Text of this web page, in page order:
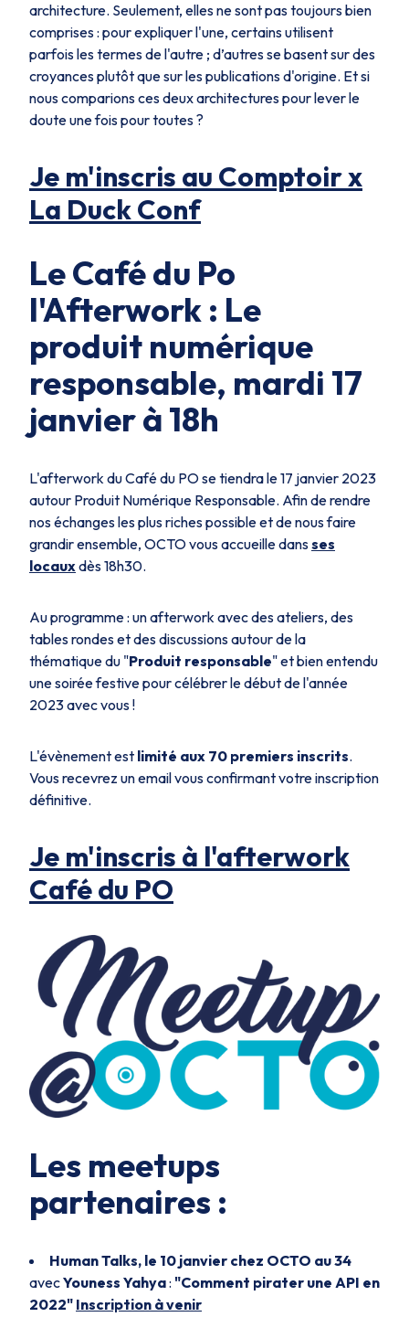
architecture. Seulement, elles ne sont pas toujours bien
comprises : pour expliquer l'une, certains utilisent
parfois les termes de l'autre ; d’autres se basent sur des
croyances plutôt que sur les publications d'origine. Et si
nous comparions ces deux architectures pour lever le
doute une fois pour toutes ?
Je m'inscris au Comptoir x
La Duck Conf
Le Café du Po
l'Afterwork : Le
produit numérique
responsable, mardi 17
janvier à 18h
L'afterwork du Café du PO se tiendra le 17 janvier 2023
autour Produit Numérique Responsable. Afin de rendre
nos échanges les plus riches possible et de nous faire
grandir ensemble, OCTO vous accueille dansses
locauxdès 18h30.
Au programme : un afterwork avec des ateliers, des
tables rondes et des discussions autour de la
thématique du "Produit responsable" et bien entendu
une soirée festive pour célébrer le début de l'année
2023 avec vous !
L'évènement est limité aux 70 premiers inscrits.
Vous recevrez un email vous confirmant votre inscription
définitive.
Je m'inscris à l'afterwork
Café du PO
Les meetups
partenaires :
Human Talks, le 10 janvier chez OCTO au 34
avecYouness Yahya: "Comment pirater une API en
2022" Inscription à venir